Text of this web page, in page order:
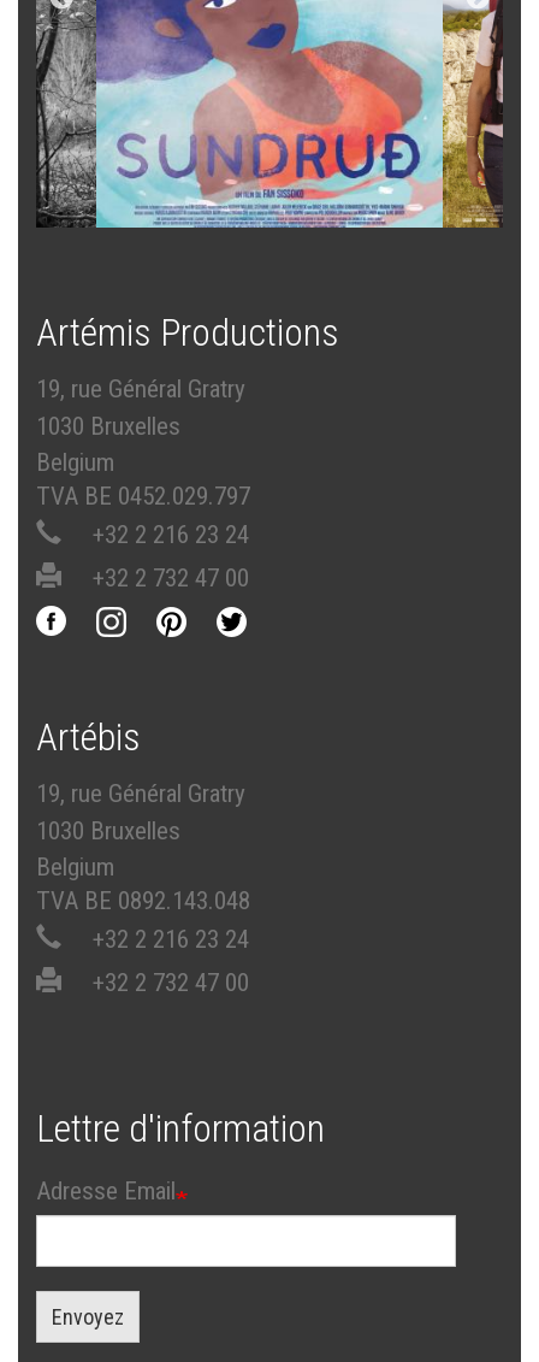
Artémis Productions
19, rue Général Gratry
1030 Bruxelles
Belgium
TVA BE 0452.029.797
+32 2 216 23 24
+32 2 732 47 00
Artébis
19, rue Général Gratry
1030 Bruxelles
Belgium
TVA BE 0892.143.048
+32 2 216 23 24
+32 2 732 47 00
Lettre d'information
Adresse Email
Envoyez